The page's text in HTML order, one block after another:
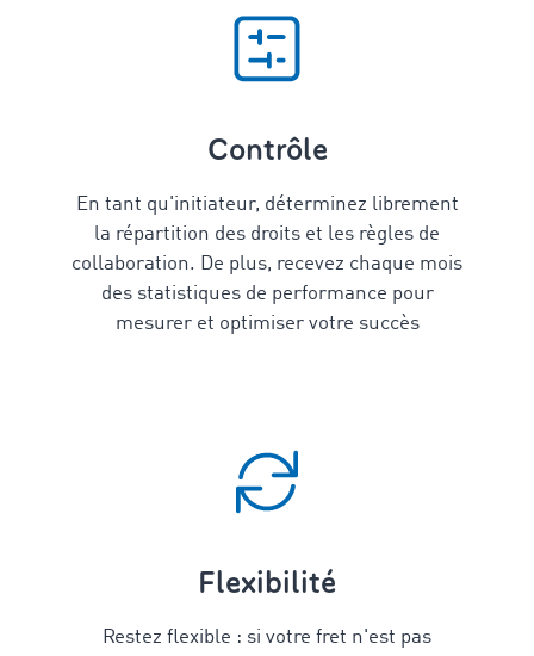
Contrôle
En tant qu'initiateur, déterminez librement
la répartition des droits et les règles de
collaboration. De plus, recevez chaque mois
des statistiques de performance pour
mesurer et optimiser votre succès
Flexibilité
Restez flexible : si votre fret n'est pas